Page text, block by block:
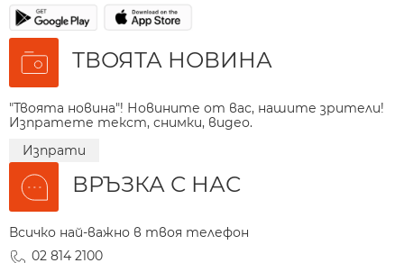
ТВОЯТА НОВИНА
"Твоята новина"! Новините от вас, нашите зрители!
Изпратете текст, снимки, видео.
Изпрати
ВРЪЗКА С НАС
Всичко най-важно в твоя телефон
02 814 2100